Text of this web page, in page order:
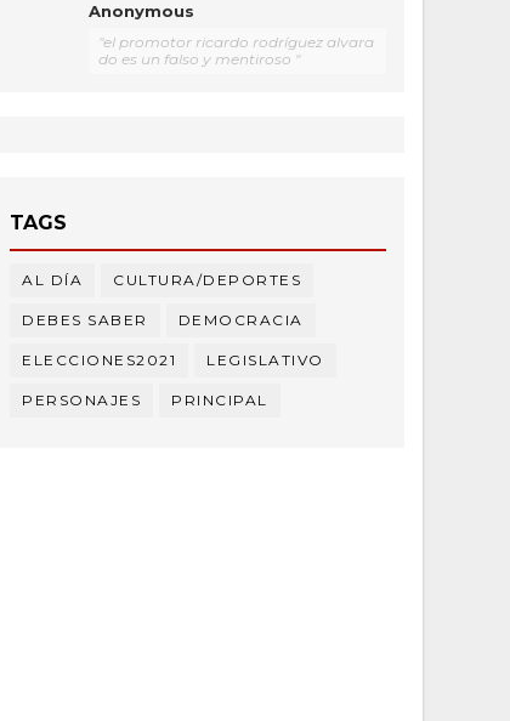
Anonymous
"el promotor ricardo rodríguez alvara
do es un falso y mentiroso "
TAGS
AL DÍA CULTURA/DEPORTES
DEBES SABER DEMOCRACIA
ELECCIONES2021 LEGISLATIVO
PERSONAJES PRINCIPAL